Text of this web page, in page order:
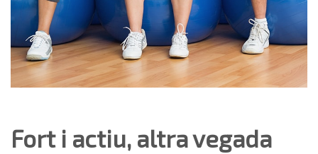
Fort i actiu, altra vegada